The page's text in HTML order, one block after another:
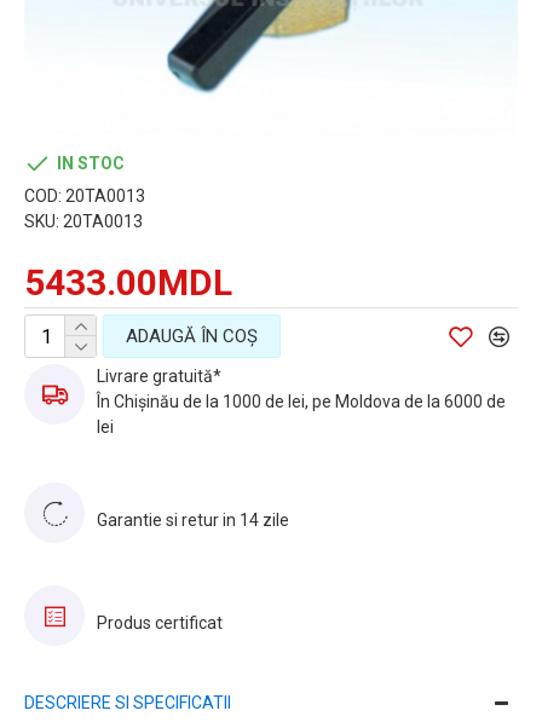
5433.00MDL
IN STOC
COD: 20TA0013
SKU: 20TA0013
ADAUGĂ ÎN COŞ
Livrare gratuită*
În Chișinău de la 1000 de lei, pe Moldova de la 6000 de
lei
Garantie si retur in 14 zile
Produs certificat
DESCRIERE SI SPECIFICATII